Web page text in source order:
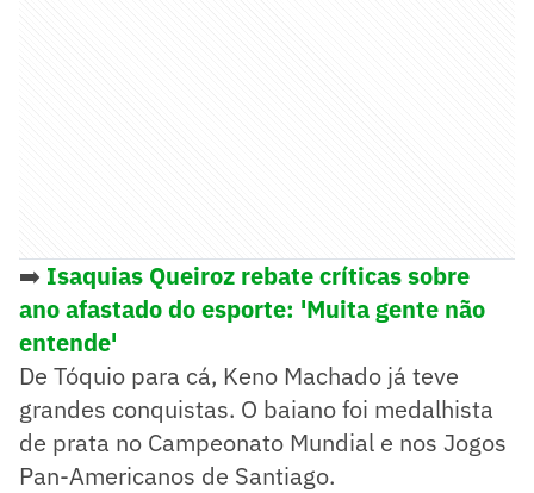
➡️ Isaquias Queiroz rebate críticas sobre
ano afastado do esporte: 'Muita gente não
entende'
De Tóquio para cá, Keno Machado já teve
grandes conquistas. O baiano foi medalhista
de prata no Campeonato Mundial e nos Jogos
Pan-Americanos de Santiago.